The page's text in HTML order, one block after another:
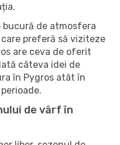
bucură de atmosfera
preferă să viziteze
are ceva de oferit
câteva idei de
în Pygros atât în
de vârf în